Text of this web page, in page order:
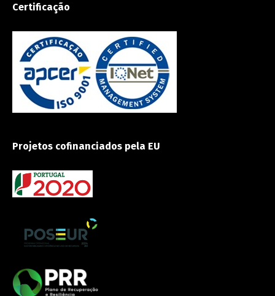
Certificação
Projetos cofinanciados pela EU